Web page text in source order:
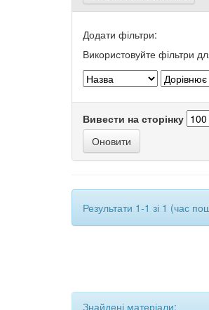
Додати фільтри:
Використовуйте фільтри
Вивести на сторінку
Результати 1-1 зі 1 (час
Знайдені матеріали: